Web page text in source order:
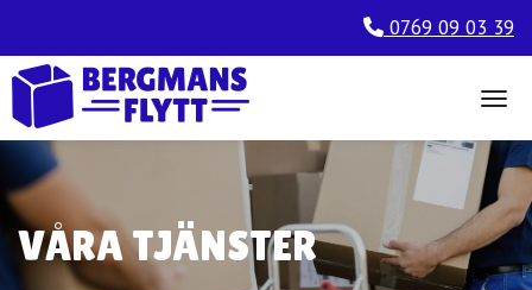
0769 09 03 39
VÅRA TJÄNSTER